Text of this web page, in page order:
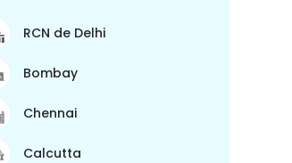
RCN de Delhi
Bombay
Chennai
Calcutta